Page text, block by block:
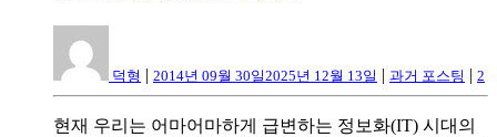
덕형 | 2014년 09월 30일2025년 12월 13일 | 과거 포스팅 | 2
현재 우리는 어마어마하게 급변하는 정보화(IT) 시대의